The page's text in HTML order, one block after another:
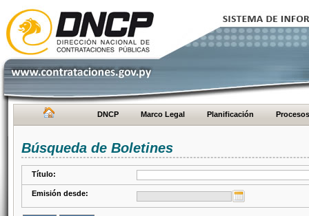
DNCP Marco Legal Planificación Procesos
Búsqueda de Boletines
Título:
Emisión desde: